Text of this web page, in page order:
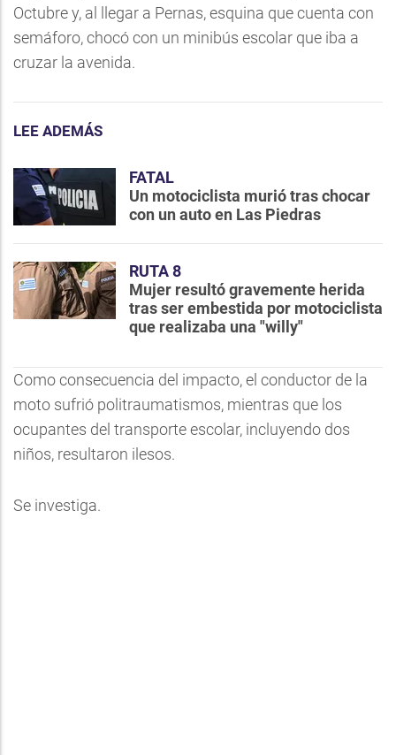
Octubre y, al llegar a Pernas, esquina que cuenta con
semáforo, chocó con un minibús escolar que iba a
cruzar la avenida.
LEE ADEMÁS
FATAL
Un motociclista murió tras chocar
con un auto en Las Piedras
RUTA 8
Mujer resultó gravemente herida
tras ser embestida por motociclista
que realizaba una "willy"
Como consecuencia del impacto, el conductor de la
moto sufrió politraumatismos, mientras que los
ocupantes del transporte escolar, incluyendo dos
niños, resultaron ilesos.
Se investiga.